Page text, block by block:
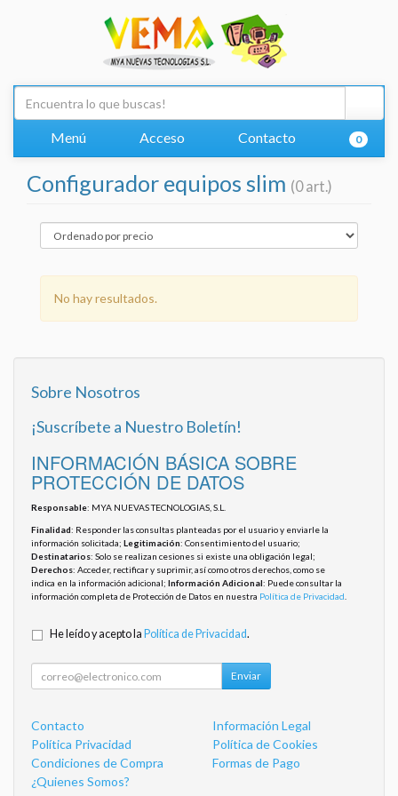
Menú Acceso Contacto 0
Configurador equipos slim (0 art.)
No hay resultados.
Sobre Nosotros
¡Suscríbete a Nuestro Boletín!
INFORMACIÓN BÁSICA SOBRE
PROTECCIÓN DE DATOS
Responsable: MYA NUEVAS TECNOLOGIAS, S.L.
Finalidad: Responder las consultas planteadas por el usuario y enviarle la
información solicitada; Legitimación: Consentimiento del usuario;
Destinatarios: Solo se realizan cesiones si existe una obligación legal;
Derechos: Acceder, rectificar y suprimir, así como otros derechos, como se
indica en la información adicional; Información Adicional: Puede consultar la
información completa de Protección de Datos en nuestra Política de Privacidad
He leído y acepto la Política de Privacidad.
Enviar
Contacto
Información Legal
Política Privacidad
Política de Cookies
Condiciones de Compra
Formas de Pago
¿Quienes Somos?